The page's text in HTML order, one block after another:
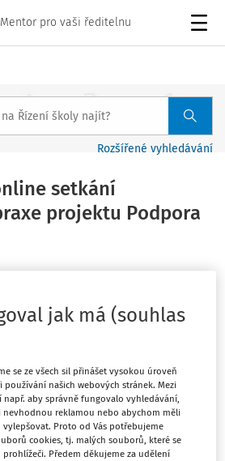
Mentor pro vaši ředitelnu
Rozšířené vyhledávání
setkání
projektu Podpora
práce učitelů Národního
České republiky (NPI ČR) spolu
další dvě online setkání
tentokrát ze vzdělávacích oblastí
zdraví.
online setkáníSpolečenství praxe
jak má (souhlas
se ze všech sil přinášet vysokou úroveň
našich webových stránek. Mezi
aby správně fungovalo vyhledávání,
nevhodnou reklamou nebo abychom měli
Proto od Vás potřebujeme
cookies, tj. malých souborů, které se
Předem děkujeme za udělení